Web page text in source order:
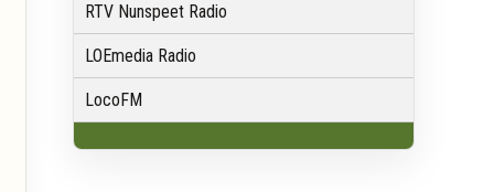
RTV Nunspeet Radio
LOEmedia Radio
LocoFM